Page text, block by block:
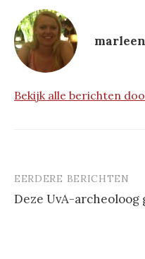
Bekijk alle berichten
Berichtnavigatie
EERDERE BERICHTEN
Deze UvA-